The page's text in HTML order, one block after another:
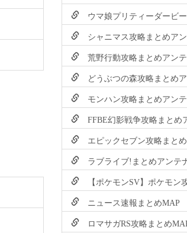
ウマ娘プリティーダービ
シャニマス攻略まとめア
荒野行動攻略まとめアン
どうぶつの森攻略まとめ
モンハン攻略まとめアン
FFBE幻影戦争攻略まとめ
エピックセブン攻略まと
ラブライブ!まとめアンテ
【ポケモンSV】ポケモン
ニュース速報まとめMAP
ロマサガRS攻略まとめ